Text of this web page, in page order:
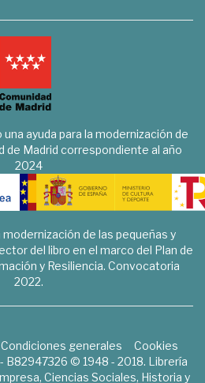
ayuda para la modernización de
de Madrid correspondiente al año
2024
modernización de las pequeñas y
del libro en el marco del Plan de
y Resiliencia. Convocatoria
2022.
Condiciones generales
Cookies
B82947326 © 1948 - 2018. Librería
Ciencias Sociales, Historia y